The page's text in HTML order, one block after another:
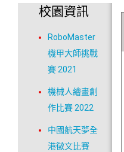
校園資訊
RoboMaster
機甲大師挑戰
賽 2021
機械人繪畫創
作比賽 2022
中國航天夢全
港徵文比賽